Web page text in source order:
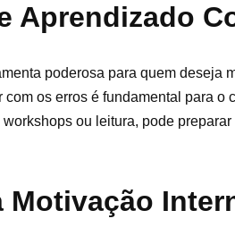
Aprendizado
poderosa para quem deseja
com os erros é fundamental para
ou leitura, pode
Motivação